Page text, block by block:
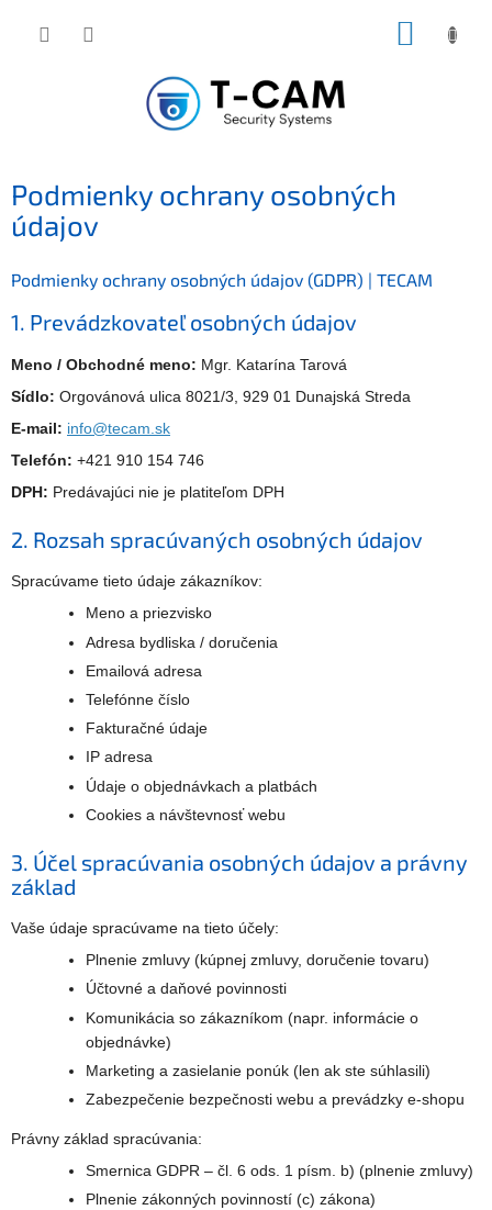
Podmienky ochrany osobných
údajov
Podmienky ochrany osobných údajov (GDPR) | TECAM
1. Prevádzkovateľ osobných údajov
Meno / Obchodné meno: Mgr. Katarína Tarová
Sídlo: Orgovánová ulica 8021/3, 929 01 Dunajská Streda
E-mail: info@tecam.sk
Telefón: +421 910 154 746
DPH: Predávajúci nie je platiteľom DPH
2. Rozsah spracúvaných osobných údajov
Spracúvame tieto údaje zákazníkov:
Meno a priezvisko
Adresa bydliska / doručenia
Emailová adresa
Telefónne číslo
Fakturačné údaje
IP adresa
Údaje o objednávkach a platbách
Cookies a návštevnosť webu
3. Účel spracúvania osobných údajov a právny
základ
Vaše údaje spracúvame na tieto účely:
Plnenie zmluvy (kúpnej zmluvy, doručenie tovaru)
Účtovné a daňové povinnosti
Komunikácia so zákazníkom (napr. informácie o
objednávke)
Marketing a zasielanie ponúk (len ak ste súhlasili)
Zabezpečenie bezpečnosti webu a prevádzky e-shopu
Právny základ spracúvania:
Smernica GDPR – čl. 6 ods. 1 písm. b) (plnenie zmluvy)
Plnenie zákonných povinností (c) zákona)